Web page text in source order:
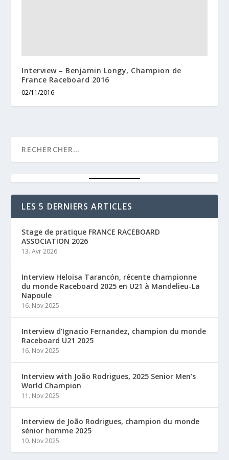
Interview – Benjamin Longy, Champion de
France Raceboard 2016
02/11/2016
LES 5 DERNIERS ARTICLES
Stage de pratique FRANCE RACEBOARD
ASSOCIATION 2026
13. Avr 2026
Interview Heloisa Tarancón, récente championne
du monde Raceboard 2025 en U21 à Mandelieu-La
Napoule
16. Nov 2025
Interview d’Ignacio Fernandez, champion du monde
Raceboard U21 2025
16. Nov 2025
Interview with João Rodrigues, 2025 Senior Men’s
World Champion
11. Nov 2025
Interview de João Rodrigues, champion du monde
sénior homme 2025
10. Nov 2025